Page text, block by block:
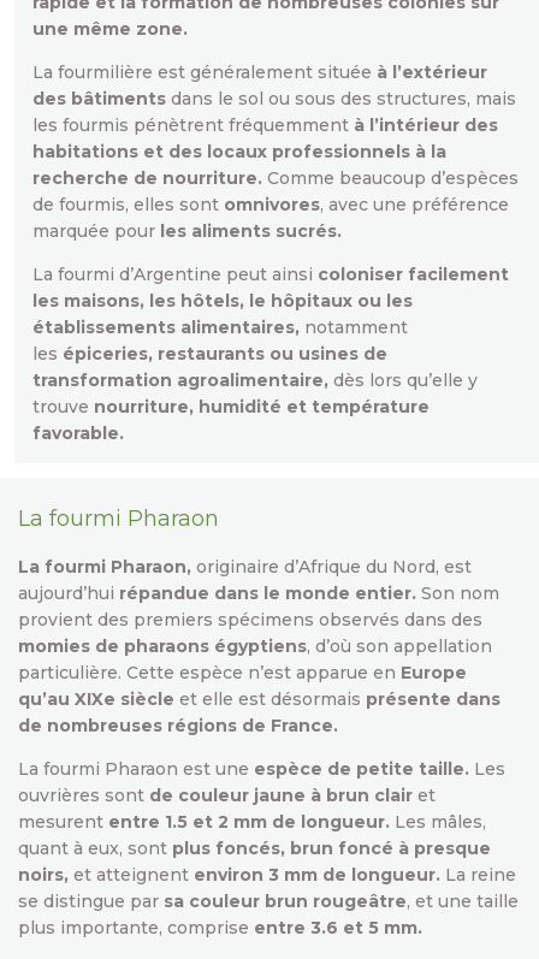
une même zone.
La fourmilière est généralement située à l’extérieur
des bâtiments dans le sol ou sous des structures, mais
les fourmis pénètrent fréquemment à l’intérieur des
habitations et des locaux professionnels à la
recherche de nourriture. Comme beaucoup d’espèces
de fourmis, elles sont omnivores, avec une préférence
marquée pour les aliments sucrés.
La fourmi d’Argentine peut ainsi coloniser facilement
les maisons, les hôtels, le hôpitaux ou les
établissements alimentaires, notamment
les épiceries, restaurants ou usines de
transformation agroalimentaire, dès lors qu’elle y
trouve nourriture, humidité et température
favorable.
La fourmi Pharaon
La fourmi Pharaon, originaire d’Afrique du Nord, est
aujourd’hui répandue dans le monde entier. Son nom
provient des premiers spécimens observés dans des
momies de pharaons égyptiens, d’où son appellation
particulière. Cette espèce n’est apparue en Europe
qu’au XIXe siècle et elle est désormais présente dans
de nombreuses régions de France.
La fourmi Pharaon est une espèce de petite taille. Les
ouvrières sont de couleur jaune à brun clair et
mesurent entre 1.5 et 2 mm de longueur. Les mâles,
quant à eux, sont plus foncés, brun foncé à presque
noirs, et atteignent environ 3 mm de longueur. La reine
se distingue par sa couleur brun rougeâtre, et une taille
plus importante, comprise entre 3.6 et 5 mm.